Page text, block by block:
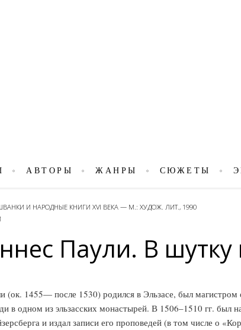
АВТОРЫ ЖАНРЫ СЮЖЕТЫ
И НАРОДНЫЕ КНИГИ XVI ВЕКА — М.: ХУДОЖ. ЛИТ., 1990
Паули. В шутку
(ок. 1455— после 1530) родился в Эльзасе, был
в одном из эльзасских монастырей. В 1506–1510 гг. был
и издал записи его проповедей (в том числе о